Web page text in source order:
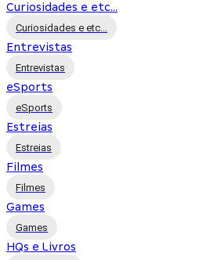
Curiosidades e etc...
Curiosidades e etc...
Entrevistas
Entrevistas
eSports
eSports
Estreias
Estreias
Filmes
Filmes
Games
Games
HQs e Livros